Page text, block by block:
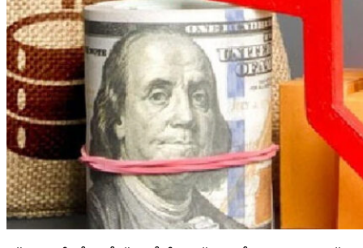
ന്യൂഡല്‍ഹി: ചരിത്രത്തില്‍ ആദ്യമായി രൂപയുടെ മൂല്യം
റെക്കോഡ് തകര്‍ച്ചയില്‍. ഇന്നലെ വ്യാപാരത്തിനിടെ
മൂല്യം ഇതാദ്യമായി രൂപ 89.48 വരെ ഇടിഞ്ഞു.